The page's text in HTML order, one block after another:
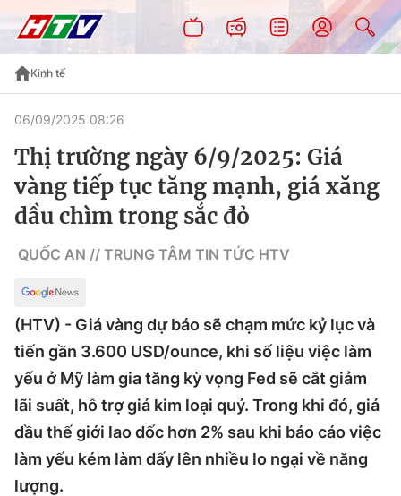
Kinh tế
06/09/2025 08:26
Thị trường ngày 6/9/2025: Giá
vàng tiếp tục tăng mạnh, giá xăng
dầu chìm trong sắc đỏ
QUỐC AN // TRUNG TÂM TIN TỨC HTV
(HTV) - Giá vàng dự báo sẽ chạm mức kỷ lục và
tiến gần 3.600 USD/ounce, khi số liệu việc làm
yếu ở Mỹ làm gia tăng kỳ vọng Fed sẽ cắt giảm
lãi suất, hỗ trợ giá kim loại quý. Trong khi đó, giá
dầu thế giới lao dốc hơn 2% sau khi báo cáo việc
làm yếu kém làm dấy lên nhiều lo ngại về năng
lượng.